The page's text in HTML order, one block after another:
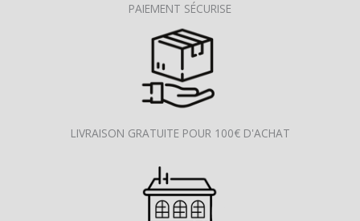
PAIEMENT SÉCURISE
LIVRAISON GRATUITE POUR 100€ D'ACHAT